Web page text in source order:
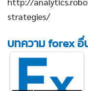
strategies/
บทความ forex อื่